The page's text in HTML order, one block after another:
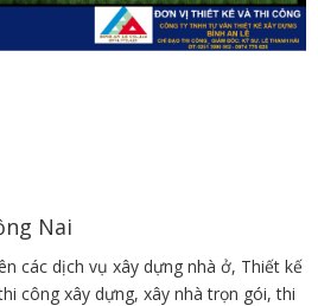
Nai
các dịch vụ xây dựng nhà ở, Thiết kế
công xây dựng, xây nhà trọn gói, thi